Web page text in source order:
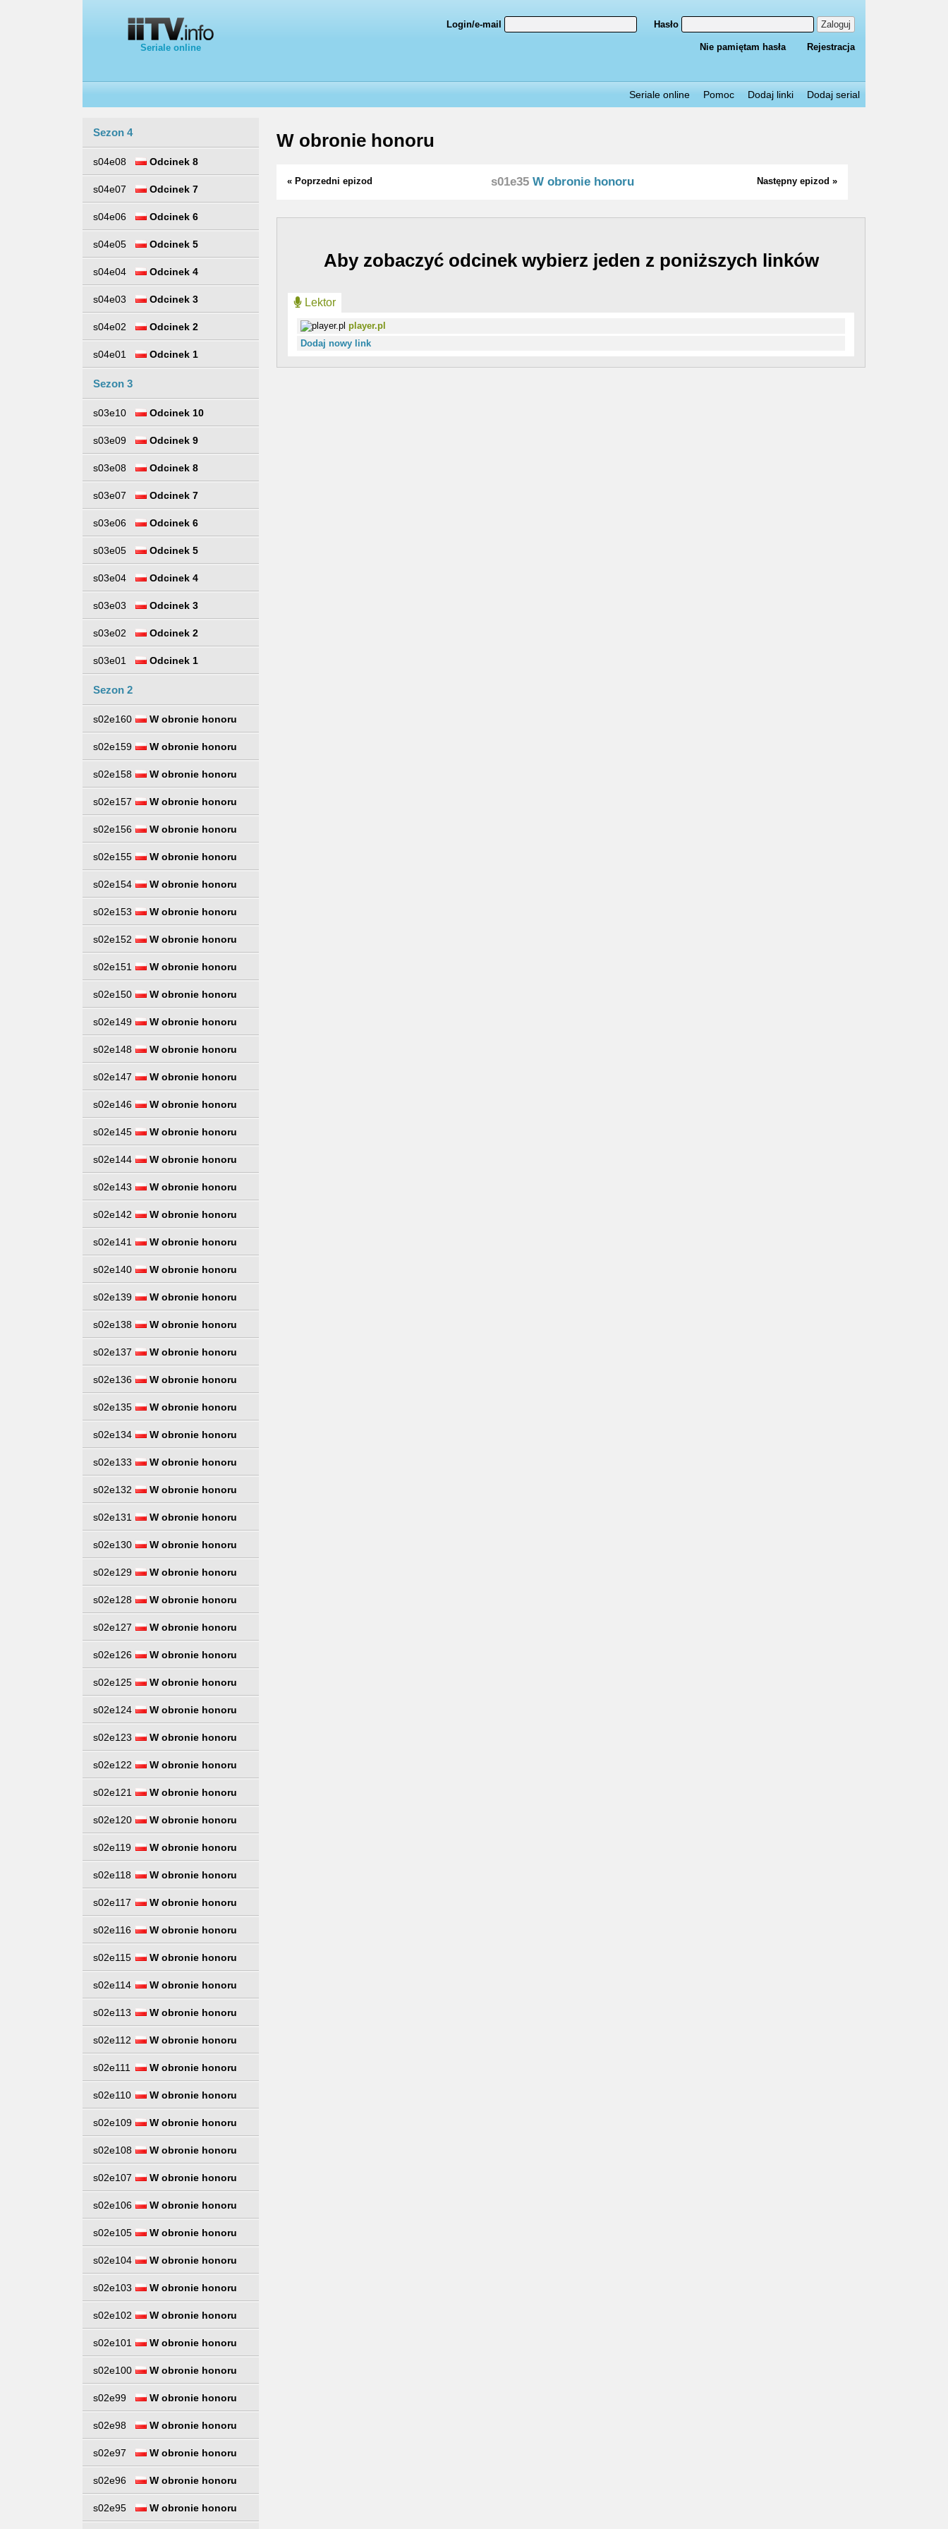
Seriale online
Login/e-mail Hasło Zaloguj
Nie pamiętam hasła Rejestracja
Seriale online Pomoc Dodaj linki Dodaj serial
Sezon 4
s04e08 Odcinek 8
s04e07 Odcinek 7
s04e06 Odcinek 6
s04e05 Odcinek 5
s04e04 Odcinek 4
s04e03 Odcinek 3
s04e02 Odcinek 2
s04e01 Odcinek 1
Sezon 3
s03e10 Odcinek 10
s03e09 Odcinek 9
s03e08 Odcinek 8
s03e07 Odcinek 7
s03e06 Odcinek 6
s03e05 Odcinek 5
s03e04 Odcinek 4
s03e03 Odcinek 3
s03e02 Odcinek 2
s03e01 Odcinek 1
Sezon 2
s02e160 W obronie honoru
s02e159 W obronie honoru
s02e158 W obronie honoru
s02e157 W obronie honoru
s02e156 W obronie honoru
s02e155 W obronie honoru
s02e154 W obronie honoru
s02e153 W obronie honoru
s02e152 W obronie honoru
s02e151 W obronie honoru
s02e150 W obronie honoru
s02e149 W obronie honoru
s02e148 W obronie honoru
s02e147 W obronie honoru
s02e146 W obronie honoru
s02e145 W obronie honoru
s02e144 W obronie honoru
s02e143 W obronie honoru
s02e142 W obronie honoru
s02e141 W obronie honoru
s02e140 W obronie honoru
s02e139 W obronie honoru
s02e138 W obronie honoru
s02e137 W obronie honoru
s02e136 W obronie honoru
s02e135 W obronie honoru
s02e134 W obronie honoru
s02e133 W obronie honoru
s02e132 W obronie honoru
s02e131 W obronie honoru
s02e130 W obronie honoru
s02e129 W obronie honoru
s02e128 W obronie honoru
s02e127 W obronie honoru
s02e126 W obronie honoru
s02e125 W obronie honoru
s02e124 W obronie honoru
s02e123 W obronie honoru
s02e122 W obronie honoru
s02e121 W obronie honoru
s02e120 W obronie honoru
s02e119 W obronie honoru
s02e118 W obronie honoru
s02e117 W obronie honoru
s02e116 W obronie honoru
s02e115 W obronie honoru
s02e114 W obronie honoru
s02e113 W obronie honoru
s02e112 W obronie honoru
s02e111 W obronie honoru
s02e110 W obronie honoru
s02e109 W obronie honoru
s02e108 W obronie honoru
s02e107 W obronie honoru
s02e106 W obronie honoru
s02e105 W obronie honoru
s02e104 W obronie honoru
s02e103 W obronie honoru
s02e102 W obronie honoru
s02e101 W obronie honoru
s02e100 W obronie honoru
s02e99 W obronie honoru
s02e98 W obronie honoru
s02e97 W obronie honoru
s02e96 W obronie honoru
s02e95 W obronie honoru
W obronie honoru
« Poprzedni epizod Następny epizod »
s01e35W obronie honoru
Aby zobaczyć odcinek wybierz jeden z poniższych linków
Lektor
player.pl
Dodaj nowy link